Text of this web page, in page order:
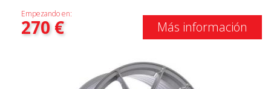
Empezando en:
270€ Más información